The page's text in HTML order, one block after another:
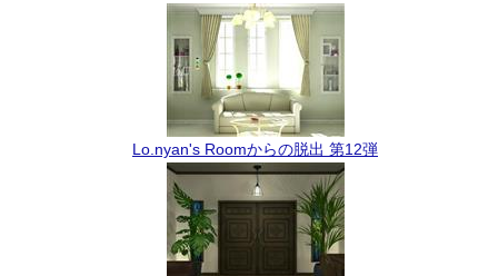
Lo.nyan's Roomからの脱出 第12弾